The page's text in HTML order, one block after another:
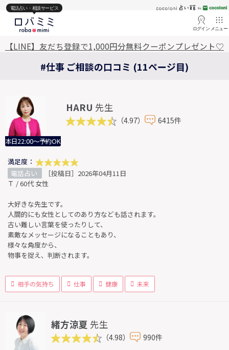
電話占い・相談サービス
ログイン メニュー
【LINE】友だち登録で1,000円分無料クーポンプレゼント♡
#仕事 ご相談の口コミ (11ページ目)
本日22:00～予約OK
HARU 先生
（4.97） 6415件
満足度：
電話占い
［投稿日］2026年04月11日
Ｔ / 60代 女性
大好きな先生です。
人間的にも女性としてのあり方なども話されます。
古い難しい言葉を使ったりして、
素敵なメッセージになることもあり、
様々な角度から、
物事を捉え、判断されます。
相手の気持ち 仕事 健康 未来
緒方涼夏 先生
（4.98） 990件